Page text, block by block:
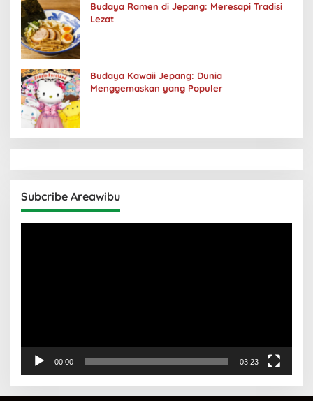
Budaya Ramen di Jepang: Meresapi Tradisi
Lezat
Budaya Kawaii Jepang: Dunia
Menggemaskan yang Populer
Subcribe Areawibu
00:00 03:23